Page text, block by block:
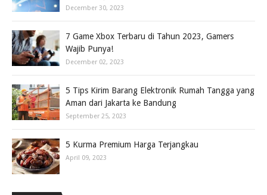
December 30, 2023
7 Game Xbox Terbaru di Tahun 2023, Gamers
Wajib Punya!
December 02, 2023
5 Tips Kirim Barang Elektronik Rumah Tangga yang
Aman dari Jakarta ke Bandung
September 25, 2023
5 Kurma Premium Harga Terjangkau
April 09, 2023